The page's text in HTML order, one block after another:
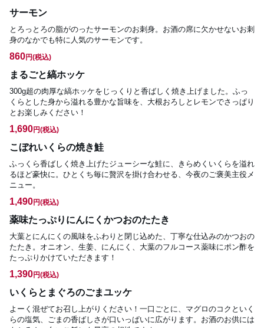
サーモン
とろっとろの脂がのったサーモンのお刺身。お酒の席に欠かせないお刺
身のなかでも特に人気のサーモンです。
860円(税込)
まるごと縞ホッケ
300g超の肉厚な縞ホッケをじっくりと香ばしく焼き上げました。ふっ
くらとした身から溢れる豊かな旨味を、大根おろしとレモンでさっぱり
とお楽しみください！
1,690円(税込)
こぼれいくらの焼き鮭
ふっくら香ばしく焼き上げたジューシーな鮭に、きらめくいくらを溢れ
るほど豪快に。ひとくち毎に贅沢を掛け合わせる、今夜のご褒美主役メ
ニュー。
1,490円(税込)
薬味たっぷりにんにくかつおのたたき
大葉とにんにくの風味をふわりと閉じ込めた、丁寧な仕込みのかつおの
たたき。オニオン、生姜、にんにく、大葉のフルコース薬味にポン酢を
たっぷりかけていただきます！
1,390円(税込)
いくらとまぐろのごまユッケ
よーく混ぜてお召し上がりください！一口ごとに、マグロのコクといく
らの塩気、ごまの香ばしさが口いっぱいに広がります。お酒のお供には